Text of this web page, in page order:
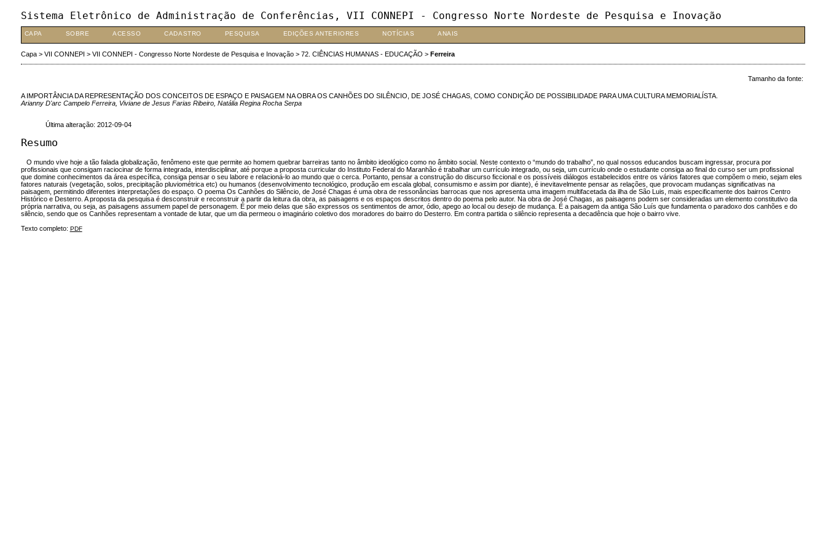
Sistema Eletrônico de Administração de Conferências, VII CONNEPI - Congresso Norte Nordeste de Pesquisa e Inovação
CAPA SOBRE ACESSO CADASTRO PESQUISA EDIÇÕES ANTERIORES NOTÍCIAS ANAIS
Capa> VII CONNEPI > VII CONNEPI - Congresso Norte Nordeste de Pesquisa e Inovação> 72. CIÊNCIAS HUMANAS - EDUCAÇÃO > Ferreira
Tamanho da fonte:
A IMPORTÂNCIA DA REPRESENTAÇÃO DOS CONCEITOS DE ESPAÇO E PAISAGEM NA OBRA OS CANHÕES DO SILÊNCIO, DE JOSÉ CHAGAS, COMO CONDIÇÃO DE POSSIBILIDADE PARA UMA CULTURA MEMORIALÍSTA.
Arianny D'arc Campelo Ferreira, Viviane de Jesus Farias Ribeiro, Natália Regina Rocha Serpa
Última alteração: 2012-09-04
Resumo
O mundo vive hoje a tão falada globalização, fenômeno este que permite ao homem quebrar barreiras tanto no âmbito ideológico como no âmbito social. Neste contexto o “mundo do trabalho”, no qual nossos educandos buscam ingressar, procura por
profissionais que consigam raciocinar de forma integrada, interdisciplinar, até porque a proposta curricular do Instituto Federal do Maranhão é trabalhar um currículo integrado, ou seja, um currículo onde o estudante consiga ao final do curso ser um profissional
que domine conhecimentos da área específica, consiga pensar o seu labore e relacioná-lo ao mundo que o cerca. Portanto, pensar a construção do discurso ficcional e os possíveis diálogos estabelecidos entre os vários fatores que compõem o meio, sejam eles
fatores naturais (vegetação, solos, precipitação pluviométrica etc) ou humanos (desenvolvimento tecnológico, produção em escala global, consumismo e assim por diante), é inevitavelmente pensar as relações, que provocam mudanças significativas na
paisagem, permitindo diferentes interpretações do espaço. O poema Os Canhões do Silêncio, de José Chagas é uma obra de ressonâncias barrocas que nos apresenta uma imagem multifacetada da ilha de São Luis, mais especificamente dos bairros Centro
Histórico e Desterro. A proposta da pesquisa é desconstruir e reconstruir a partir da leitura da obra, as paisagens e os espaços descritos dentro do poema pelo autor. Na obra de José Chagas, as paisagens podem ser consideradas um elemento constitutivo da
própria narrativa, ou seja, as paisagens assumem papel de personagem. É por meio delas que são expressos os sentimentos de amor, ódio, apego ao local ou desejo de mudança. É a paisagem da antiga São Luís que fundamenta o paradoxo dos canhões e do
silêncio, sendo que os Canhões representam a vontade de lutar, que um dia permeou o imaginário coletivo dos moradores do bairro do Desterro. Em contra partida o silêncio representa a decadência que hoje o bairro vive.
Texto completo: PDF